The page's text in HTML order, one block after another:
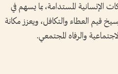
الإنسانية المستدامة، بما يسهم في
قيم العطاء والتكافل، ويعزز مكانة
والرفاه المجتمعي.